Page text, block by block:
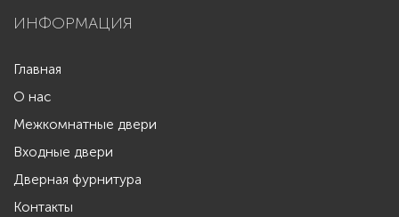
ИНФОРМАЦИЯ
Главная
О нас
Межкомнатные двери
Входные двери
Дверная фурнитура
Контакты